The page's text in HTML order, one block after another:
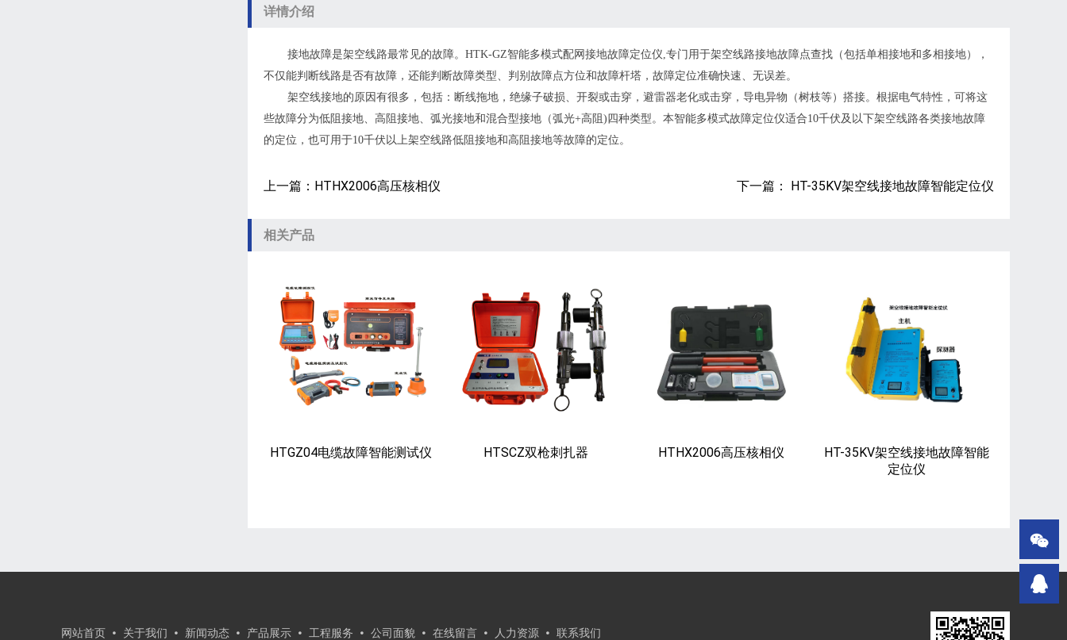
详情介绍
接地故障是架空线路最常见的故障。HTK-GZ智能多模式配网接地故障定位仪,专门用于架空线路接地故障点查找（包括单相接地和多相接地），
不仅能判断线路是否有故障，还能判断故障类型、判别故障点方位和故障杆塔，故障定位准确快速、无误差。
架空线接地的原因有很多，包括：断线拖地，绝缘子破损、开裂或击穿，避雷器老化或击穿，导电异物（树枝等）搭接。根据电气特性，可将这
些故障分为低阻接地、高阻接地、弧光接地和混合型接地（弧光+高阻)四种类型。本智能多模式故障定位仪适合10千伏及以下架空线路各类接地故障
的定位，也可用于10千伏以上架空线路低阻接地和高阻接地等故障的定位。
上一篇：HTHX2006高压核相仪 下一篇： HT-35KV架空线接地故障智能定位仪
相关产品
HTGZ04电缆故障智能测试仪 HTSCZ双枪刺扎器 HTHX2006高压核相仪
HT-35KV架空线接地故障智能
定位仪
网站首页 关于我们 新闻动态 产品展示 工程服务 公司面貌 在线留言 人力资源 联系我们

